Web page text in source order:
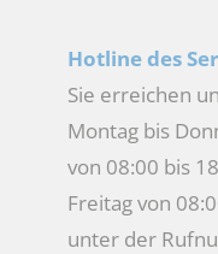
Hotline des
Sie erreichen
Montag bis
von 08:00 bis
Freitag von
unter der